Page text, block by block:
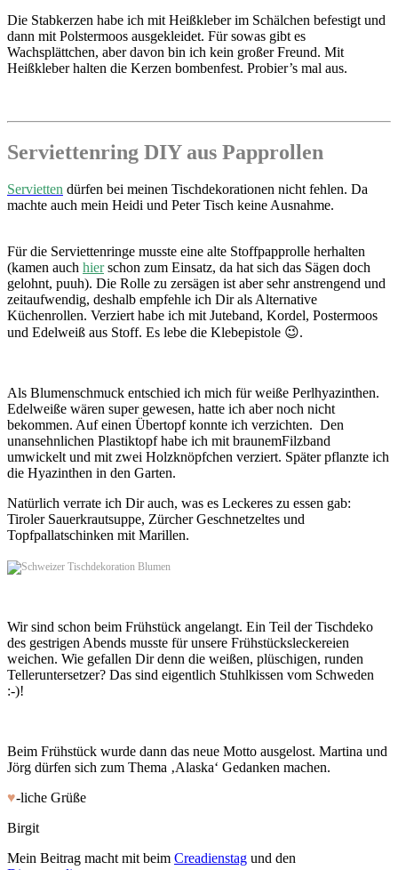
Die Stabkerzen habe ich mit Heißkleber im Schälchen befestigt und
dann mit Polstermoos ausgekleidet. Für sowas gibt es
Wachsplättchen, aber davon bin ich kein großer Freund. Mit
Heißkleber halten die Kerzen bombenfest. Probier’s mal aus.
Serviettenring DIY aus Papprollen
Servietten dürfen bei meinen Tischdekorationen nicht fehlen. Da
machte auch mein Heidi und Peter Tisch keine Ausnahme.
Für die Serviettenringe musste eine alte Stoffpapprolle herhalten
(kamen auch hierschon zum Einsatz, da hat sich das Sägen doch
gelohnt, puuh). Die Rolle zu zersägen ist aber sehr anstrengend und
zeitaufwendig, deshalb empfehle ich Dir als Alternative
Küchenrollen. Verziert habe ich mit Juteband, Kordel, Postermoos
und Edelweiß aus Stoff. Es lebe die Klebepistole 😉.
Als Blumenschmuck entschied ich mich für weiße Perlhyazinthen.
Edelweiße wären super gewesen, hatte ich aber noch nicht
bekommen. Auf einen Übertopf konnte ich verzichten. Den
unansehnlichen Plastiktopf habe ich mit braunemFilzband
umwickelt und mit zwei Holzknöpfchen verziert. Später pflanzte ich
die Hyazinthen in den Garten.
Natürlich verrate ich Dir auch, was es Leckeres zu essen gab:
Tiroler Sauerkrautsuppe, Zürcher Geschnetzeltes und
Topfpallatschinken mit Marillen.
Wir sind schon beim Frühstück angelangt. Ein Teil der Tischdeko
des gestrigen Abends musste für unsere Frühstücksleckereien
weichen. Wie gefallen Dir denn die weißen, plüschigen, runden
Telleruntersetzer? Das sind eigentlich Stuhlkissen vom Schweden
:-)!
Beim Frühstück wurde dann das neue Motto ausgelost. Martina und
Jörg dürfen sich zum Thema ‚Alaska‘ Gedanken machen.
♥-liche Grüße
Birgit
Mein Beitrag macht mit beim Creadienstag und den